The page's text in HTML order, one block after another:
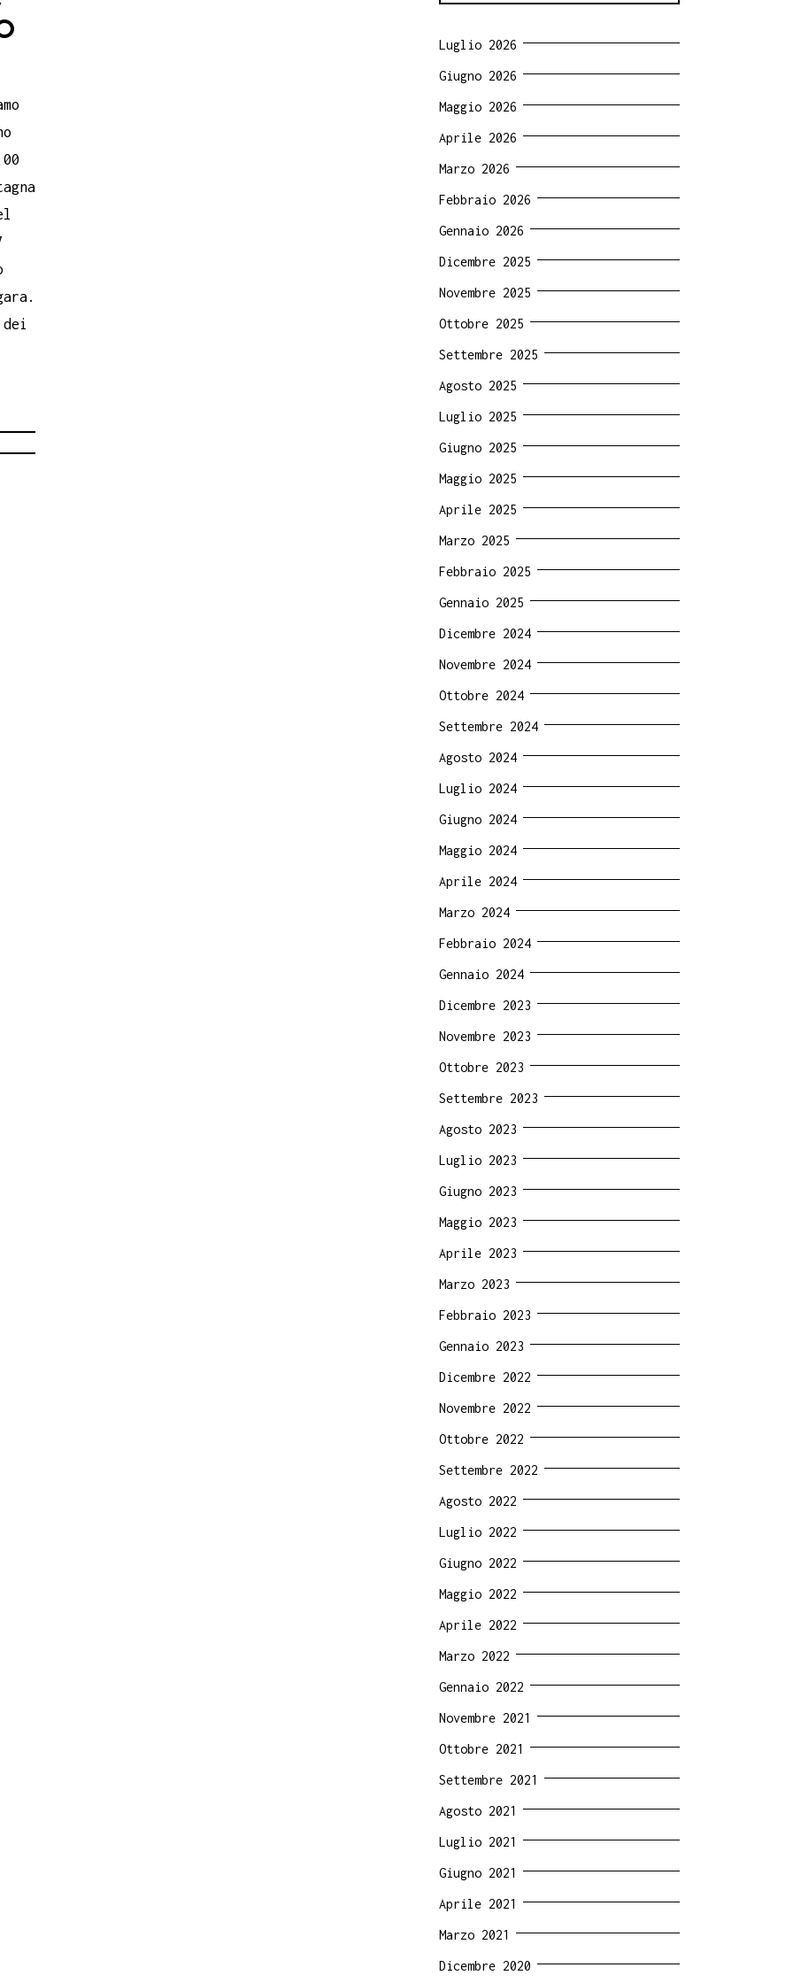
Luglio 2026
Giugno 2026
Maggio 2026
Aprile 2026
Marzo 2026
Febbraio 2026
Gennaio 2026
Dicembre 2025
Novembre 2025
Ottobre 2025
Settembre 2025
Agosto 2025
Luglio 2025
Giugno 2025
Maggio 2025
Aprile 2025
Marzo 2025
Febbraio 2025
Gennaio 2025
Dicembre 2024
Novembre 2024
Ottobre 2024
Settembre 2024
Agosto 2024
Luglio 2024
Giugno 2024
Maggio 2024
Aprile 2024
Marzo 2024
Febbraio 2024
Gennaio 2024
Dicembre 2023
Novembre 2023
Ottobre 2023
Settembre 2023
Agosto 2023
Luglio 2023
Giugno 2023
Maggio 2023
Aprile 2023
Marzo 2023
Febbraio 2023
Gennaio 2023
Dicembre 2022
Novembre 2022
Ottobre 2022
Settembre 2022
Agosto 2022
Luglio 2022
Giugno 2022
Maggio 2022
Aprile 2022
Marzo 2022
Gennaio 2022
Novembre 2021
Ottobre 2021
Settembre 2021
Agosto 2021
Luglio 2021
Giugno 2021
Aprile 2021
Marzo 2021
Dicembre 2020